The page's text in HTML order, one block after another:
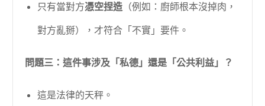
只有當對方憑空捏造（例如：廚師根本沒掉肉，
對方亂掰），才符合「不實」要件。
問題三：這件事涉及「私德」還是「公共利益」？
這是法律的天秤。